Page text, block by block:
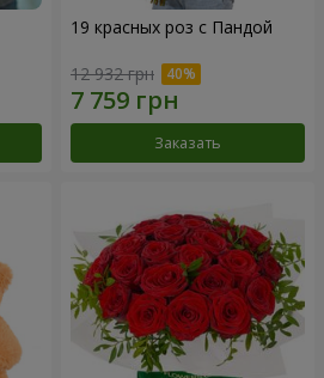
19 красных роз с Пандой
12 932 грн
Заказать